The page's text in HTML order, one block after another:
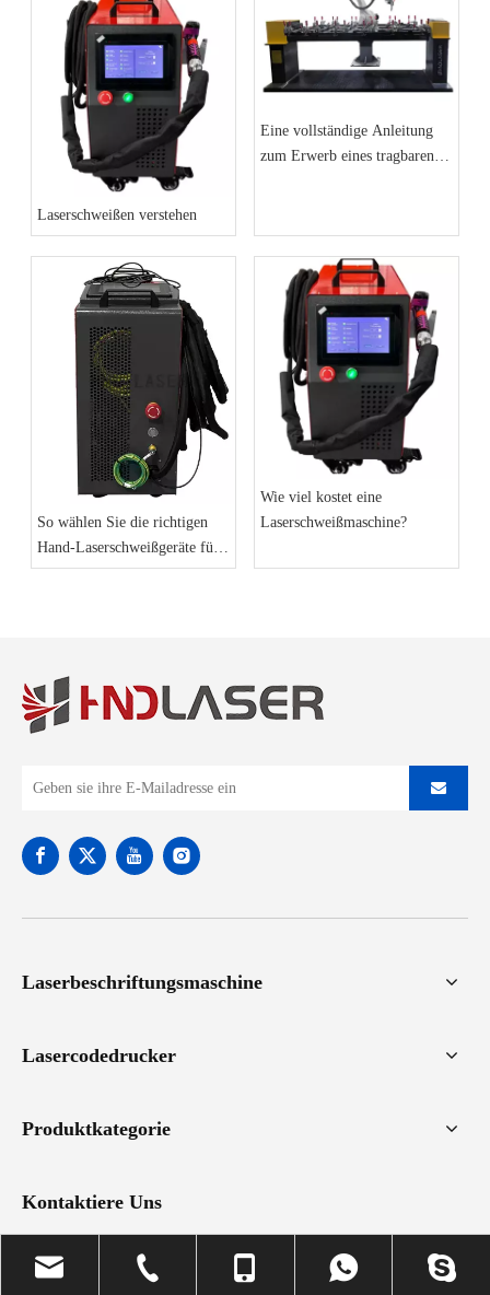
Laserschweißen verstehen
Eine vollständige Anleitung
zum Erwerb eines tragbaren
So wählen Sie die richtigen
Hand-Laserschweißgeräte für
Ihre Geschäftsanforderungen
Wie viel kostet eine
Laserschweißmaschine?
Laserbeschriftungsmaschine
Lasercodedrucker
Produktkategorie
Kontaktiere Uns
Telefon: +86-18862681736